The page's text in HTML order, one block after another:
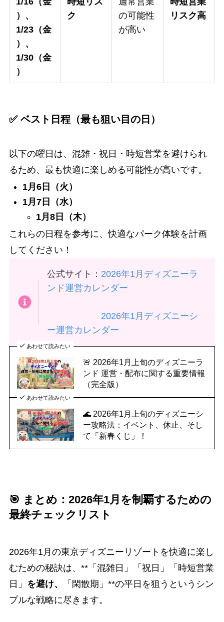
）、
1/23（金
）、
1/30（金
）
ク
の可能性
が高い
リスク高
✅ ベスト日程（最も狙い目の日）
以下の曜日は、混雑・祝日・時短営業を避けられ
るため、最も快適に楽しめる可能性が高いです。
1月6日（火）
1月7日（水）
1月8日（木）
これらの日程を参考に、快適なパーク体験を計画
してください！
公式サイト： 2026年1月ディズニーラ
ンド運営カレンダー
2026年1月ディズニーシ
ー運営カレンダー
あわせて読みたい
🚨 2026年1月上旬のディズニーラ
ンド 運営・配布に関する重要情報
（完全版）
あわせて読みたい
🌊 2026年1月上旬のディズニーシ
ー攻略法：イベント、休止、そし
て「新春くじ」！
🎯 まとめ：2026年1月を制覇するための
最終チェックリスト
2026年1月の東京ディズニーリゾートを快適に楽し
むための秘訣は、**「混雑日」「祝日」「時短営業
日」 を避け、
「閑散期」**の平日を狙うというシン
プルな戦略に尽きます。